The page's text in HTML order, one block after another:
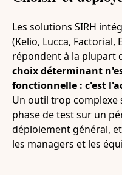
Les solutions SIRH
(Kelio, Lucca, Factorial,
répondent à la plupart
choix déterminant
fonctionnelle : c'est
Un outil trop complexe
phase de test sur un
déploiement général,
les managers et les